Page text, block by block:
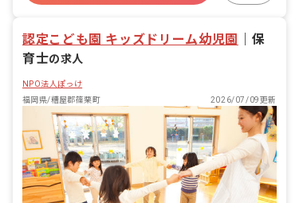
認定こども園 キッズドリーム幼児園
保
育士の求人
NPO法人ぽっけ
福岡県/糟屋郡篠栗町
2026/07/09更新